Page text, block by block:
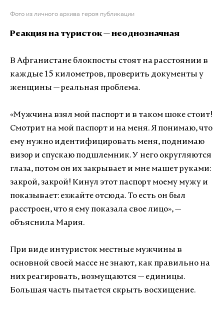
Фото из личного архива героя публикации
Реакция на туристок — неоднозначная
В Афганистане блокпосты стоят на расстоянии в
каждые 15 километров, проверить документы у
женщины — реальная проблема.
«Мужчина взял мой паспорт и в таком шоке стоит!
Смотрит на мой паспорт и на меня. Я понимаю, что
ему нужно идентифицировать меня, поднимаю
визор и спускаю подшлемник. У него округляются
глаза, потом он их закрывает и мне машет руками:
закрой, закрой! Кинул этот паспорт моему мужу и
показывает: езжайте отсюда. То есть он был
расстроен, что я ему показала свое лицо», —
объяснила Мария.
При виде интуристок местные мужчины в
основной своей массе не знают, как правильно на
них реагировать, возмущаются — единицы.
Большая часть пытается скрыть восхищение.